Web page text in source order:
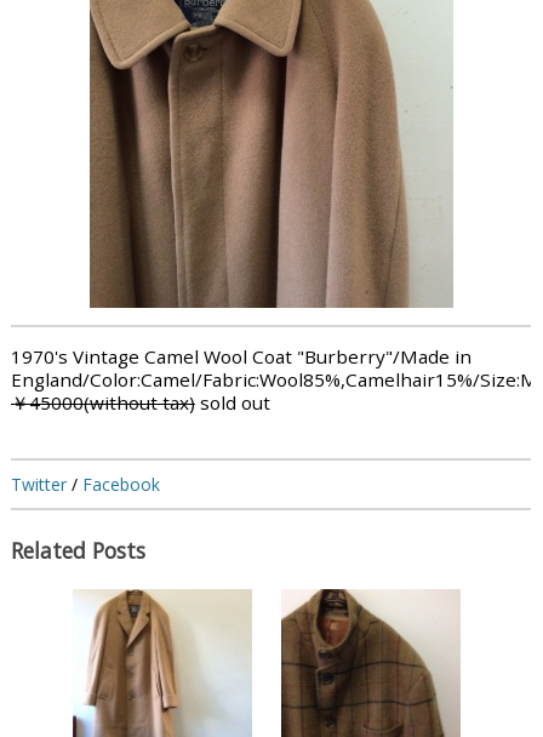
1970's Vintage Camel Wool Coat "Burberry"/Made in
England/Color:Camel/Fabric:Wool85%,Camelhair15%/
￥45000(without tax)sold out
Twitter/ Facebook
Related Posts